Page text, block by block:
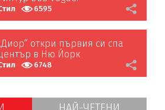
6595
откри първия си спа
в Ню Йорк
6748